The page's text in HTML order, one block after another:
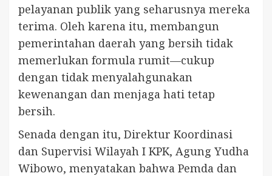
pelayanan publik yang seharusnya mereka
terima. Oleh karena itu, membangun
pemerintahan daerah yang bersih tidak
memerlukan formula rumit—cukup
dengan tidak menyalahgunakan
kewenangan dan menjaga hati tetap
bersih.
Senada dengan itu, Direktur Koordinasi
dan Supervisi Wilayah I KPK, Agung Yudha
Wibowo, menyatakan bahwa Pemda dan